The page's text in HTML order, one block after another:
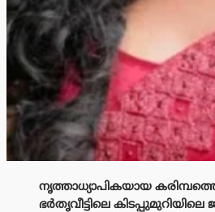
നൃത്താധ്യാപികയായ
ഭർതൃവീട്ടിലെ